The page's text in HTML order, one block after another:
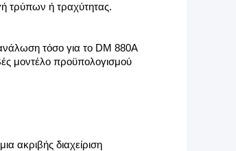
τρύπων ή τραχύτητας.
τόσο για το DM 880A
μοντέλο προϋπολογισμού
ακριβής διαχείριση